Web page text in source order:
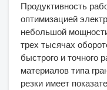
Продуктивность
оптимизацией
небольшой
трех тысячах
быстрого и точного
материалов типа
резки имеет